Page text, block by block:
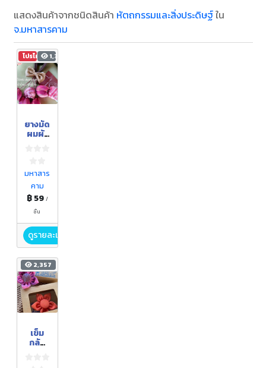
แสดงสินค้าจากชนิดสินค้า หัตถกรรมและสิ่งประดิษฐ์ใน
จ.มหาสารคาม
โปรโมชัน 1,325
ยางมัด
ผมผ้า
เมด
มหาสาร
คาม
฿ 59 /
ชิ้น
ดูรายละเอียด
2,357
เข็ม
กลัด